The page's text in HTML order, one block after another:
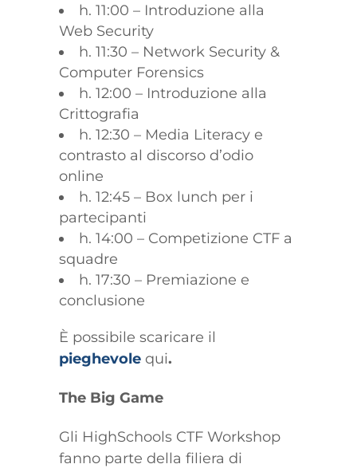
h. 11:00 – Introduzione alla
Web Security
h. 11:30 – Network Security &
Computer Forensics
h. 12:00 – Introduzione alla
Crittografia
h. 12:30 – Media Literacy e
contrasto al discorso d’odio
online
h. 12:45 – Box lunch per i
partecipanti
h. 14:00 – Competizione CTF a
squadre
h. 17:30 – Premiazione e
conclusione
È possibile scaricare il
pieghevole qui.
The Big Game
Gli HighSchools CTF Workshop
fanno parte della filiera di